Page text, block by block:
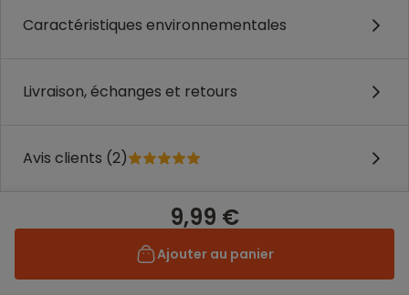
Caractéristiques environnementales
Livraison, échanges et retours
Avis clients (2)
9,99 €
Ajouter au panier